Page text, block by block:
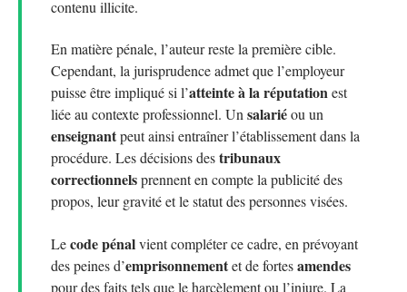
contenu illicite.
En matière pénale, l’auteur reste la première cible.
Cependant, la jurisprudence admet que l’employeur
puisse être impliqué si l’atteinte à la réputationest
liée au contexte professionnel. Un salariéou un
enseignantpeut ainsi entraîner l’établissement dans la
procédure. Les décisions destribunaux
correctionnelsprennent en compte la publicité des
propos, leur gravité et le statut des personnes visées.
Lecode pénalvient compléter ce cadre, en prévoyant
des peines d’emprisonnementet de fortesamendes
pour des faits tels que le harcèlement ou l’injure. La